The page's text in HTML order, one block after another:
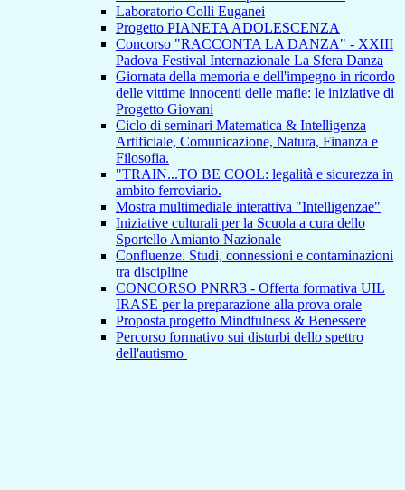
Laboratorio Colli Euganei
Progetto PIANETA ADOLESCENZA
Concorso "RACCONTA LA DANZA" - XXIII
Padova Festival Internazionale La Sfera Danza
Giornata della memoria e dell'impegno in ricordo
delle vittime innocenti delle mafie: le iniziative di
Progetto Giovani
Ciclo di seminari Matematica & Intelligenza
Artificiale, Comunicazione, Natura, Finanza e
Filosofia.
"TRAIN...TO BE COOL: legalità e sicurezza in
ambito ferroviario.
Mostra multimediale interattiva "Intelligenzae"
Iniziative culturali per la Scuola a cura dello
Sportello Amianto Nazionale
Confluenze. Studi, connessioni e contaminazioni
tra discipline
CONCORSO PNRR3 - Offerta formativa UIL
IRASE per la preparazione alla prova orale
Proposta progetto Mindfulness & Benessere
Percorso formativo sui disturbi dello spettro
dell'autismo